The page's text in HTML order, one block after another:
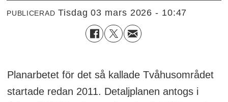
PUBLICERAD tisdag 03 mars 2026 - 10:47
Planarbetet för det så kallade Tvåhusområdet
startade redan 2011. Detaljplanen antogs i